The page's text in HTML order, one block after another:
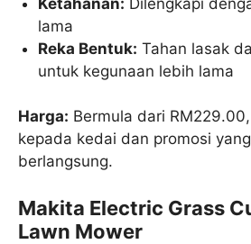
lama
Reka Bentuk: Tahan lasak
untuk kegunaan lebih lama
Harga: Bermula dari
kepada kedai dan promosi
berlangsung.
Makita Electric Grass
Lawn Mower